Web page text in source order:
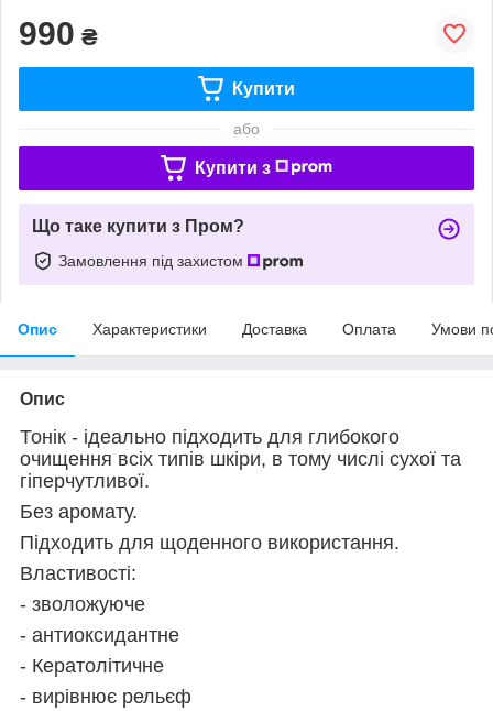
990 ₴
Купити
або
Купити з
Що таке купити з Пром?
Замовлення під захистом
Опис Характеристики Доставка Оплата Умови
Опис
Тонік - ідеально підходить для глибокого
очищення всіх типів шкіри, в тому числі сухої та
гіперчутливої.
Без аромату.
Підходить для щоденного використання.
Властивості:
- зволожуюче
- антиоксидантне
- Кератолітичне
- вирівнює рельєф